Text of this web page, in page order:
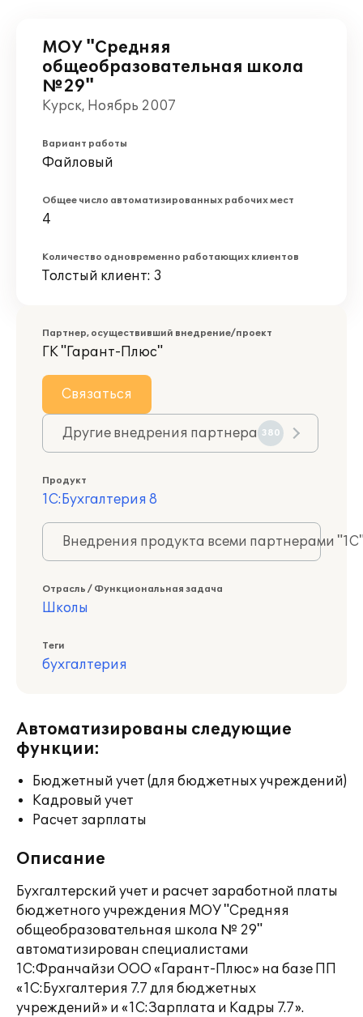
МОУ "Средняя
общеобразовательная школа
№29"
Курск, Ноябрь 2007
Вариант работы
Файловый
Общее число автоматизированных рабочих мест
4
Количество одновременно работающих клиентов
Толстый клиент: 3
Партнер, осуществивший внедрение/проект
ГК "Гарант-Плюс"
Связаться
Другие внедрения партнера 380
Продукт
1С:Бухгалтерия 8
Внедрения продукта всеми партнерами
Отрасль / Функциональная задача
Школы
Теги
бухгалтерия
Автоматизированы следующие
функции:
Бюджетный учет (для бюджетных учреждений)
Кадровый учет
Расчет зарплаты
Описание
Бухгалтерский учет и расчет заработной платы
бюджетного учреждения МОУ "Средняя
общеобразовательная школа № 29"
автоматизирован специалистами
1С:Франчайзи ООО «Гарант-Плюс» на базе ПП
«1С:Бухгалтерия 7.7 для бюджетных
учреждений» и «1С:Зарплата и Кадры 7.7».